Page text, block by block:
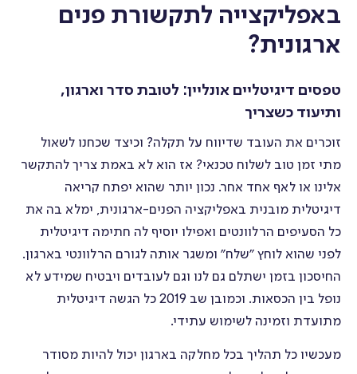
באפליקצייה לתקשורת פנים
ארגונית?
טפסים דיגיטליים אונליין: לטובת סדר וארגון,
ותיעוד כשצריך
זוכרים את העובד שדיווח על תקלה? וכיצד שכחנו לשאול
מתי זמן טוב לשלוח טכנאי? אז הוא לא באמת צריך להתקשר
אלינו או לאף אחד אחר. נכון יותר שהוא יפתח קריאה
דיגיטלית מובנית באפליקציה הפנים-ארגונית, ימלא בה את
כל הסעיפים הרלוונטים ואפילו יוסיף לה חתימה דיגיטלית
לפני שהוא לוחץ ״שלח״ ומשגר אותה לגורם הרלוונטי בארגון.
החיסכון בזמן ישתלם גם לנו וגם לעובדים ויבטיח שמידע לא
נופל בין הכסאות. וכמובן שב 2019 כל הגשה דיגיטלית
מתועדת וזמינה לשימוש עתידי.
מעכשיו כל תהליך בכל מחלקה בארגון יכול להיות מסודר